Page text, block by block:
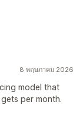
8 พฤษภาคม 2026
model that
per month.